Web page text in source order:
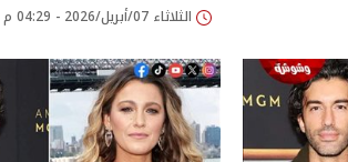
الثلاثاء 07/أبريل/2026 - 04:29 م